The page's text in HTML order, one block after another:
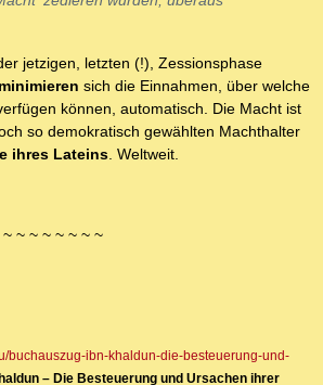
jetzigen, letzten (!), Zessionsphase
minimieren sich die Einnahmen, über welche
können, automatisch. Die Macht ist
so demokratisch gewählten Machthalter
ihres Lateins. Weltweit.
~ ~ ~ ~ ~ ~ ~
buchauszug-ibn-khaldun-die-besteuerung-und-
– Die Besteuerung und Ursachen ihrer